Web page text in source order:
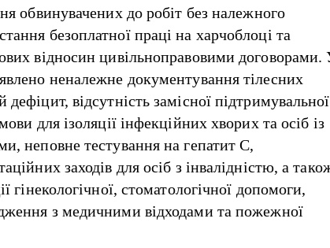
обвинувачених до робіт без належного
безоплатної праці на харчоблоці та
відносин цивільноправовими договорами.
неналежне документування тілесних
відсутність замісної підтримувальної
для ізоляції інфекційних хворих та осіб із
неповне тестування на гепатит C,
заходів для осіб з інвалідністю, а
гінекологічної, стоматологічної допомоги,
з медичними відходами та пожежної